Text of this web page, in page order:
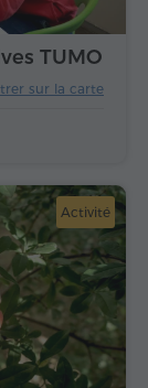
sur la carte
TUMO
Activité